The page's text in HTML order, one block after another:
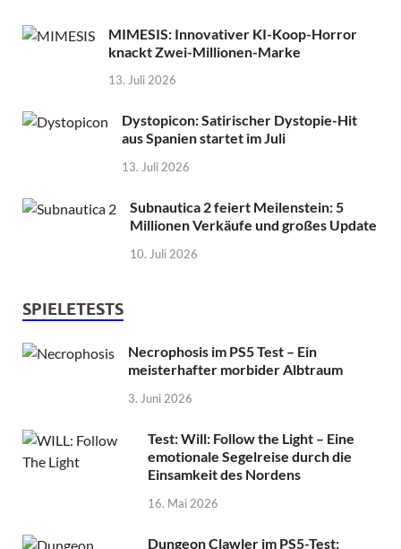
MIMESIS: Innovativer KI-Koop-Horror
knackt Zwei-Millionen-Marke
13. Juli 2026
Dystopicon: Satirischer Dystopie-Hit
aus Spanien startet im Juli
13. Juli 2026
Subnautica 2 feiert Meilenstein: 5
Millionen Verkäufe und großes Update
10. Juli 2026
SPIELETESTS
Necrophosis im PS5 Test – Ein
meisterhafter morbider Albtraum
3. Juni 2026
Test: Will: Follow the Light – Eine
emotionale Segelreise durch die
Einsamkeit des Nordens
16. Mai 2026
Dungeon Clawler im PS5-Test: